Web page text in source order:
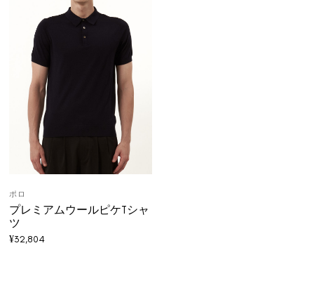
ポロ
プレミアムウールピケTシャ
ツ
¥32,804